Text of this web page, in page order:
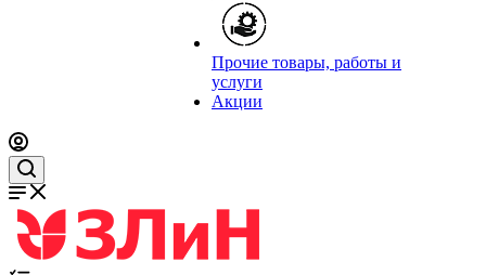
Прочие товары, работы и
услуги
Акции